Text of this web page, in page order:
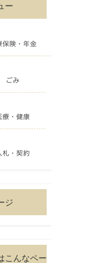
ー
保険・年金
ごみ
療・健康
札・契約
ジ
こんなペー